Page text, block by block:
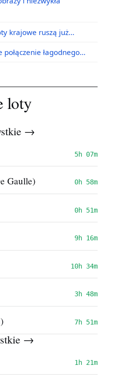
krajowe ruszą już…
łagodnego…
loty
→
5h 07m
Gaulle) 0h 58m
0h 51m
9h 16m
10h 34m
3h 48m
7h 51m
→
1h 21m